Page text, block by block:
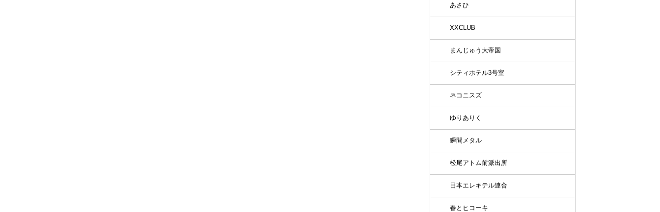
あさひ
XXCLUB
まんじゅう大帝国
シティホテル3号室
ネコニスズ
ゆりありく
瞬間メタル
松尾アトム前派出所
日本エレキテル連合
春とヒコーキ